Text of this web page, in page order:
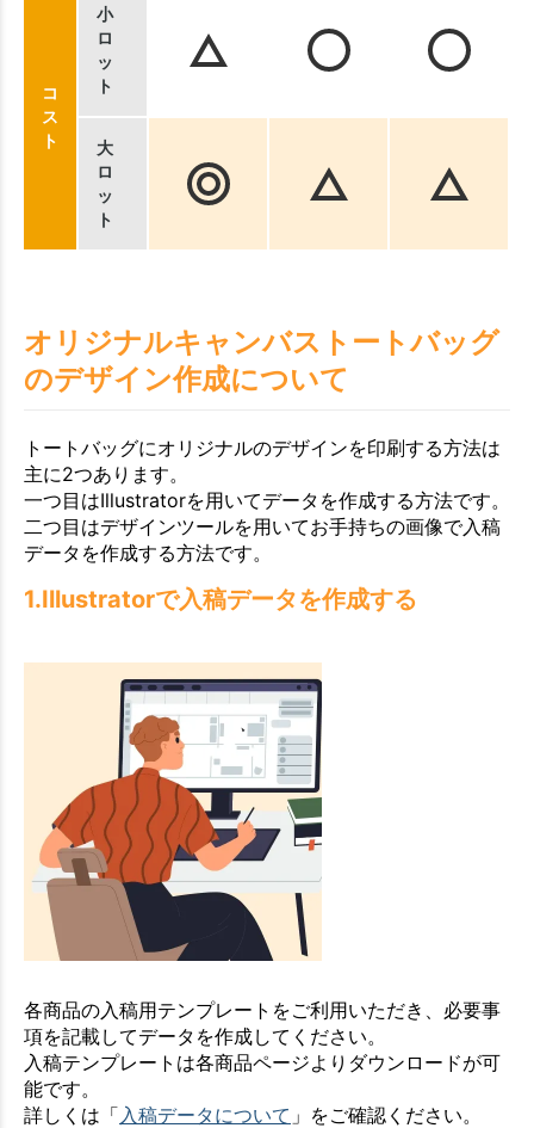
コ
ス
ト
小
ロ
ッ
ト
大
ロ
ッ
ト
オリジナルキャンバストートバッグ
のデザイン作成について
トートバッグにオリジナルのデザインを印刷する方法は
主に2つあります。
一つ目はIllustratorを用いてデータを作成する方法です。
二つ目はデザインツールを用いてお手持ちの画像で入稿
データを作成する方法です。
1.Illustratorで入稿データを作成する
各商品の入稿用テンプレートをご利用いただき、必要事
項を記載してデータを作成してください。
入稿テンプレートは各商品ページよりダウンロードが可
能です。
詳しくは「 入稿データについて 」をご確認ください。